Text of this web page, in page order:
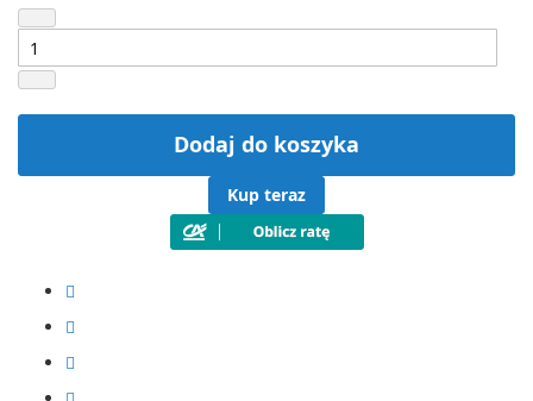
Dodaj do koszyka
Kup teraz